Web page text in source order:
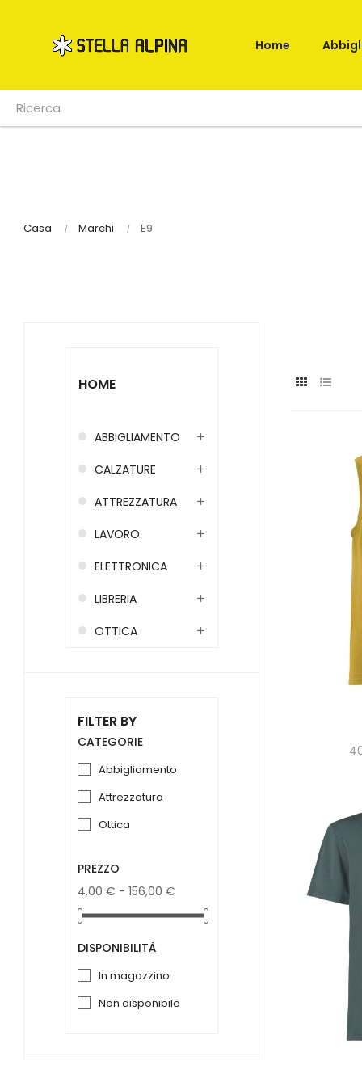
Home
Casa Marchi E9
HOME
ABBIGLIAMENTO
CALZATURE
ATTREZZATURA
LAVORO
ELETTRONICA
LIBRERIA
OTTICA
FILTER BY
CATEGORIE
abbigliamento
attrezzatura
ottica
PREZZO
4,00 € - 156,00 €
DISPONIBILITÀ
in magazzino
non disponibile